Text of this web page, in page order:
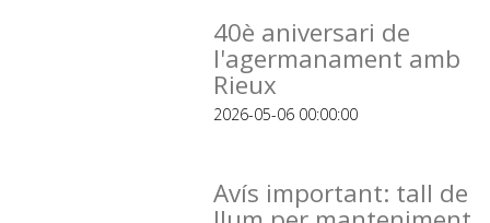
40è aniversari de
l'agermanament amb
Rieux
2026-05-06 00:00:00
Avís important: tall de